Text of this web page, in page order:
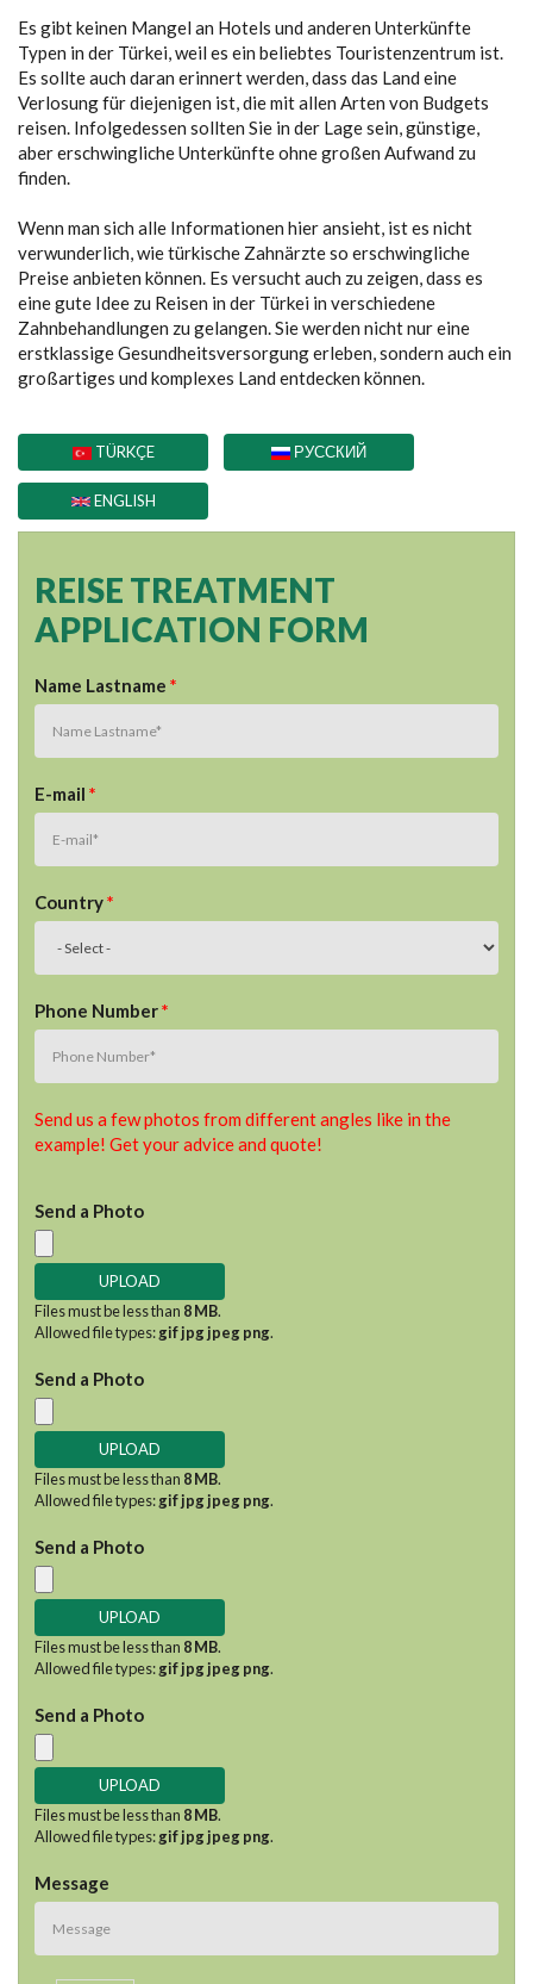
Es gibt keinen Mangel an Hotels und anderen Unterkünfte
Typen in der Türkei, weil es ein beliebtes Touristenzentrum ist.
Es sollte auch daran erinnert werden, dass das Land eine
Verlosung für diejenigen ist, die mit allen Arten von Budgets
reisen. Infolgedessen sollten Sie in der Lage sein, günstige,
aber erschwingliche Unterkünfte ohne großen Aufwand zu
finden.
Wenn man sich alle Informationen hier ansieht, ist es nicht
verwunderlich, wie türkische Zahnärzte so erschwingliche
Preise anbieten können. Es versucht auch zu zeigen, dass es
eine gute Idee zu Reisen in der Türkei in verschiedene
Zahnbehandlungen zu gelangen. Sie werden nicht nur eine
erstklassige Gesundheitsversorgung erleben, sondern auch ein
großartiges und komplexes Land entdecken können.
TÜRKÇE РУССКИЙ
ENGLISH
REISE TREATMENT
APPLICATION FORM
Name Lastname *
E-mail *
Country*
Phone Number*
Send us a few photos from different angles like in the
example! Get your advice and quote!
Send a Photo
Files must be less than 8 MB.
Allowed file types:gif jpg jpeg png.
Send a Photo
Files must be less than 8 MB.
Allowed file types:gif jpg jpeg png.
Send a Photo
Files must be less than 8 MB.
Allowed file types:gif jpg jpeg png.
Send a Photo
Files must be less than 8 MB.
Allowed file types:gif jpg jpeg png.
Message